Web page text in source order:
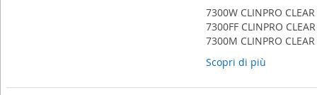
7300W CLINPRO
7300FF CLINPRO
7300M CLINPRO
Scopri di più